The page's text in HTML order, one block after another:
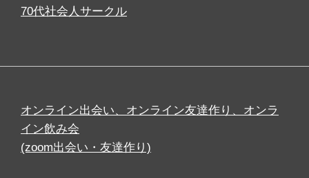
70代社会人サークル
オンライン出会い、オンライン友達作り、オンラ
イン飲み会
(zoom出会い・友達作り)